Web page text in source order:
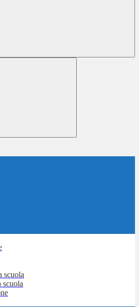
scuola
scuola